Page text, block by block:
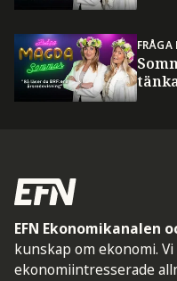
EFN Ekonomikanalen
kunskap om ekonomi.
ekonomiintresserade